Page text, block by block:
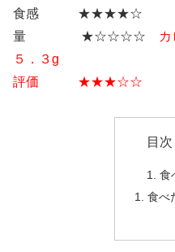
食感 ★★★★☆
量 ★☆☆☆☆
５．３g
評価 ★★★☆☆
目次
食
食べ